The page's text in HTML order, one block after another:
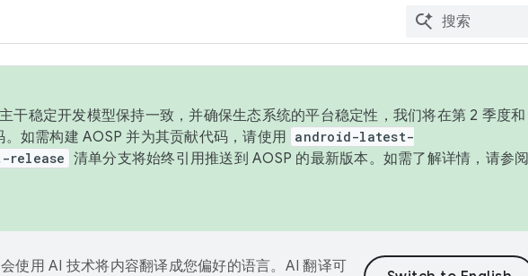
干稳定开发模型保持一致，并确保生态系统的平台稳定性，我们将在第 2 季度和
如需构建 AOSP 并为其贡献代码，请使用 android-latest-
release 清单分支将始终引用推送到 AOSP 的最新版本。如需了解详情，请参阅
使用 AI 技术将内容翻译成您偏好的语言。AI 翻译可